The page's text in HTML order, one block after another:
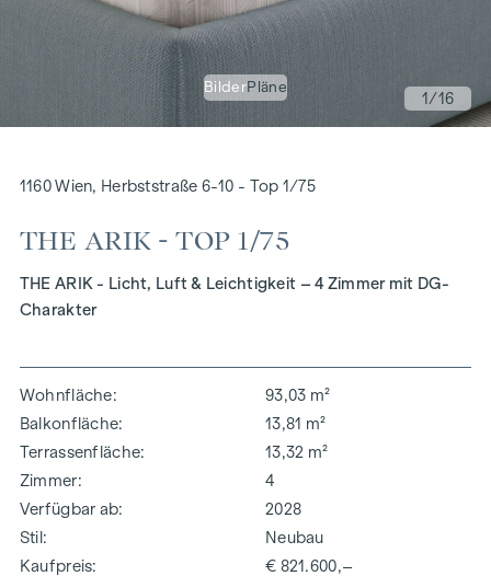
BilderPläne
1/16
1160 Wien, Herbststraße 6-10 - Top 1/75
THE ARIK - TOP 1/75
THE ARIK - Licht, Luft & Leichtigkeit – 4 Zimmer mit DG-
Charakter
Wohnfläche
93,03 m²
Balkonfläche
13,81 m²
Terrassenfläche
13,32 m²
Zimmer
4
Verfügbar ab
2028
Stil
Neubau
Kaufpreis
€ 821.600,–